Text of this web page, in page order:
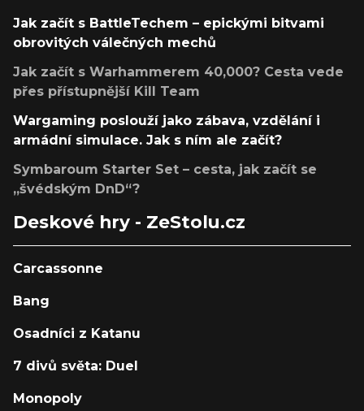
Jak začít s BattleTechem – epickými bitvami
obrovitých válečných mechů
Jak začít s Warhammerem 40,000? Cesta vede
přes přístupnější Kill Team
Wargaming poslouží jako zábava, vzdělání i
armádní simulace. Jak s ním ale začít?
Symbaroum Starter Set – cesta, jak začít se
„švédským DnD“?
Deskové hry - ZeStolu.cz
Carcassonne
Bang
Osadníci z Katanu
7 divů světa: Duel
Monopoly